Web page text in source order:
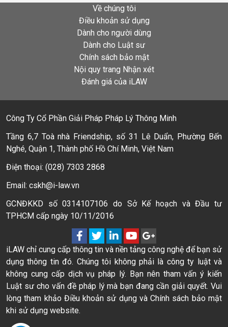
Về chúng tôi
Điều khoản sử dụng
Dành cho người dùng
Dành cho Luật sư
Chính sách bảo mật
Nội quy trang Nhận xét
Đánh giá của iLAW
Công Ty Cổ Phần Giải Pháp Pháp Lý Thông Minh
Tầng 6,7 Toà nhà Friendship, số 31 Lê Duẩn, Phường Bến
Nghé, Quận 1, Thành phố Hồ Chí Minh, Việt Nam
Điện thoại: (028) 7303 2868
Email: cskh@i-law.vn
GCNĐKKD số 0314107106 do Sở Kế hoạch và Đầu tư
TPHCM cấp ngày 10/11/2016
iLAW chỉ cung cấp thông tin và nền tảng công nghệ để bạn sử
dụng thông tin đó. Chúng tôi không phải là công ty luật và
không cung cấp dịch vụ pháp lý. Bạn nên tham vấn ý kiến
Luật sư cho vấn đề pháp lý mà bạn đang cần giải quyết. Vui
lòng tham khảo Điều khoản sử dụng và Chính sách bảo mật
khi sử dụng website.